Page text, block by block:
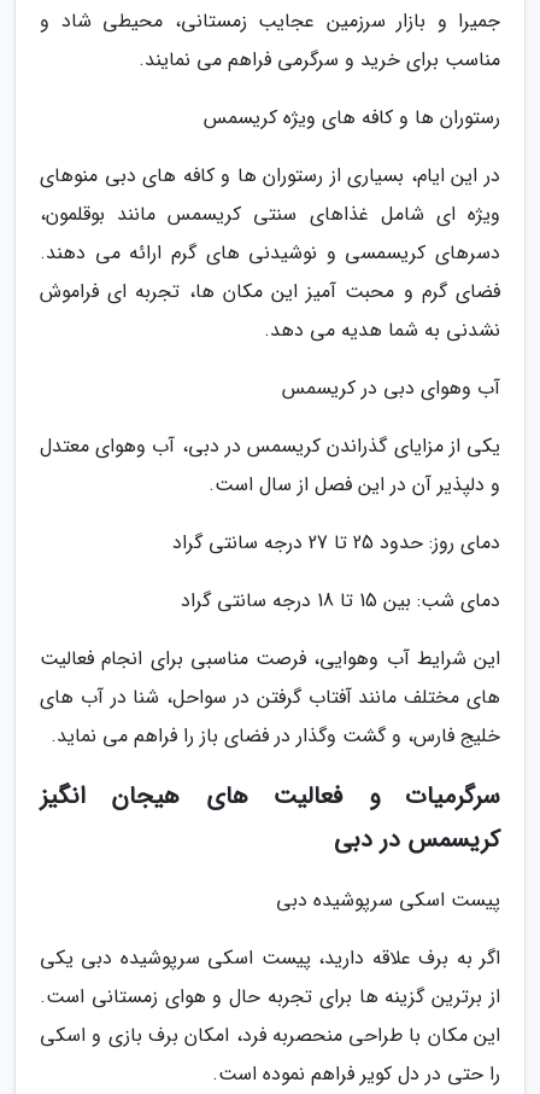
جمیرا و بازار سرزمین عجایب زمستانی، محیطی شاد و
مناسب برای خرید و سرگرمی فراهم می نمایند.
رستوران ها و کافه های ویژه کریسمس
در این ایام، بسیاری از رستوران ها و کافه های دبی منوهای
ویژه ای شامل غذاهای سنتی کریسمس مانند بوقلمون،
دسرهای کریسمسی و نوشیدنی های گرم ارائه می دهند.
فضای گرم و محبت آمیز این مکان ها، تجربه ای فراموش
نشدنی به شما هدیه می دهد.
آب وهوای دبی در کریسمس
یکی از مزایای گذراندن کریسمس در دبی، آب وهوای معتدل
و دلپذیر آن در این فصل از سال است.
دمای روز: حدود 25 تا 27 درجه سانتی گراد
دمای شب: بین 15 تا 18 درجه سانتی گراد
این شرایط آب وهوایی، فرصت مناسبی برای انجام فعالیت
های مختلف مانند آفتاب گرفتن در سواحل، شنا در آب های
خلیج فارس، و گشت وگذار در فضای باز را فراهم می نماید.
سرگرمیات و فعالیت های هیجان انگیز
کریسمس در دبی
پیست اسکی سرپوشیده دبی
اگر به برف علاقه دارید، پیست اسکی سرپوشیده دبی یکی
از برترین گزینه ها برای تجربه حال و هوای زمستانی است.
این مکان با طراحی منحصربه فرد، امکان برف بازی و اسکی
را حتی در دل کویر فراهم نموده است.